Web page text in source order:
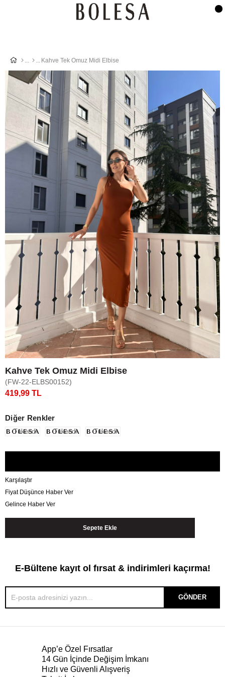
Kahve Tek Omuz Midi Elbise
Kahve Tek Omuz Midi Elbise
(FW-22-ELBS00152)
419,99 TL
Diğer Renkler
Tükendi Tükendi Tükendi
Karşılaştır
Fiyat Düşünce Haber Ver
Gelince Haber Ver
E-Bültene kayıt ol fırsat & indirimleri kaçırma!
GÖNDER
App’e Özel Fırsatlar
14 Gün İçinde Değişim İmkanı
Hızlı ve Güvenli Alışveriş